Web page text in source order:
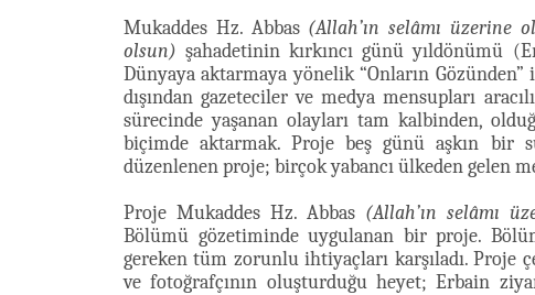
Mukaddes Hz. Abbas (Allah’ın selâmı üzerine
olsun) şahadetinin kırkıncı günü yıldönümü
Dünyaya aktarmaya yönelik “Onların
dışından gazeteciler ve medya mensupları
sürecinde yaşanan olayları tam kalbinden,
biçimde aktarmak. Proje beş günü aşkın bir
düzenlenen proje; birçok yabancı ülkeden gelen
Proje Mukaddes Hz. Abbas (Allah’ın selâmı
Bölümü gözetiminde uygulanan bir proje.
gereken tüm zorunlu ihtiyaçları karşıladı. Proje
ve fotoğrafçının oluşturduğu heyet; Erbain